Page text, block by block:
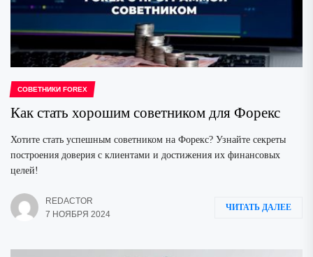
СОВЕТНИКИ FOREX
Как стать хорошим советником для Форекс
Хотите стать успешным советником на Форекс? Узнайте секреты
построения доверия с клиентами и достижения их финансовых
целей!
REDACTOR
7 НОЯБРЯ 2024
ЧИТАТЬ ДАЛЕЕ